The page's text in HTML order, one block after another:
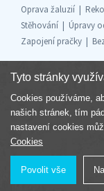
Oprava žaluzií
Stěhování
Úpravy
Zapojení pračky
Součást
Tyto stránky
Cookies používáme,
našich stránek, tím
nastavení cookies
Cookies
Povolit vše